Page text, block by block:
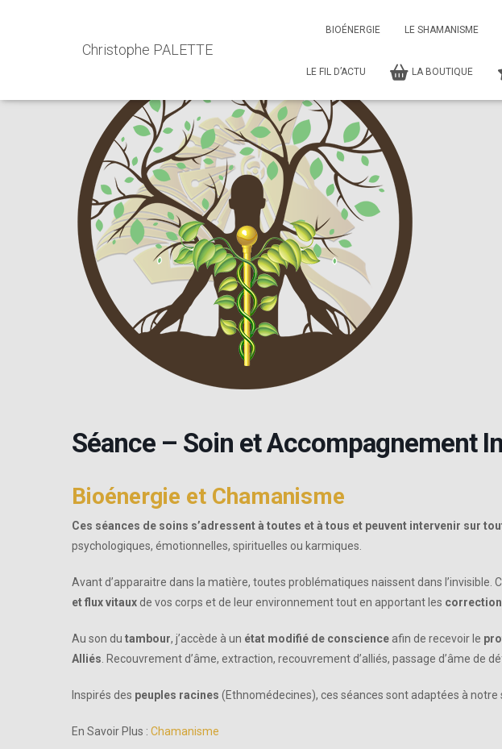
Christophe PALETTE
BIOÉNERGIE LE SHAMANISME
LE FIL D’ACTU LA BOUTIQUE
Séance – Soin et Accompagnement
Bioénergie et Chamanisme
Ces séances de soins s’adressent à toutes et à tous et peuvent intervenir sur
psychologiques, émotionnelles, spirituelles ou karmiques.
Avant d’apparaitre dans la matière, toutes problématiques naissent dans l’invisible.
et flux vitaux de vos corps et de leur environnement tout en apportant les
Au son du tambour, j’accède à un état modifié de conscience afin de recevoir le
Alliés . Recouvrement d’âme, extraction, recouvrement d’alliés, passage d’âme de
Inspirés des peuples racines (Ethnomédecines), ces séances sont adaptées à notre
En Savoir Plus : Chamanisme